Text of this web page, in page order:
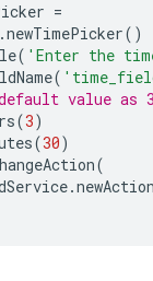
=
.newTimePicker()
( 'Enter the
(
value as
(3)
(30)
(
.newAction